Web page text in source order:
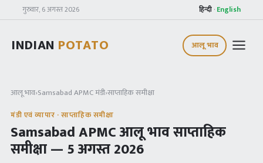
गुरुवार, 6 अगस्त 2026 हिन्दी · English
INDIAN POTATO आलू भाव
आलू भाव›Samsabad APMCमंडी›साप्ताहिक समीक्षा
मंडी एवं व्यापार · साप्ताहिक समीक्षा
Samsabad APMCआलू भाव साप्ताहिक
समीक्षा — 5 अगस्त 2026